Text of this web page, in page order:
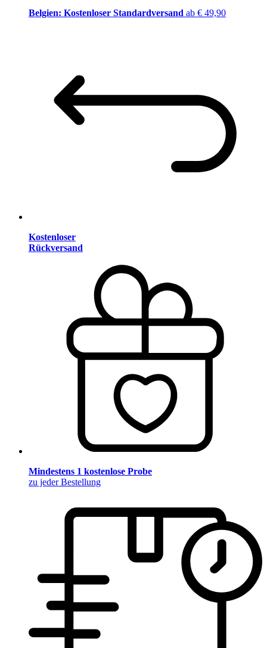
Belgien: Kostenloser Standardversand ab € 49,90
Kostenloser
Rückversand
Mindestens 1 kostenlose Probe
zu jeder Bestellung